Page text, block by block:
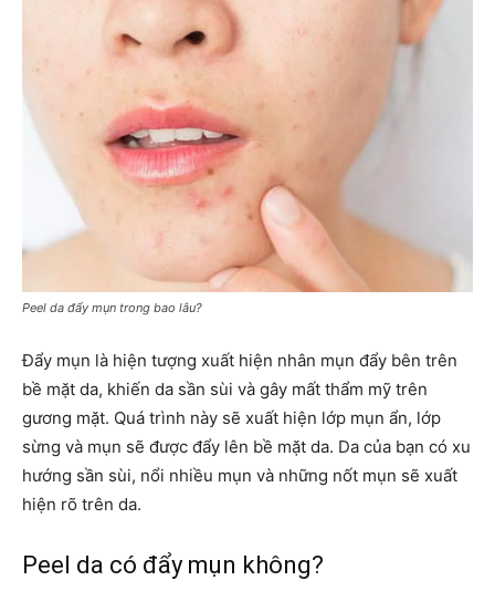
Peel da đẩy mụn trong bao lâu?
Đẩy mụn là hiện tượng xuất hiện nhân mụn đẩy bên trên
bề mặt da, khiến da sần sùi và gây mất thẩm mỹ trên
gương mặt. Quá trình này sẽ xuất hiện lớp mụn ẩn, lớp
sừng và mụn sẽ được đẩy lên bề mặt da. Da của bạn có xu
hướng sần sùi, nổi nhiều mụn và những nốt mụn sẽ xuất
hiện rõ trên da.
Peel da có đẩy mụn không?